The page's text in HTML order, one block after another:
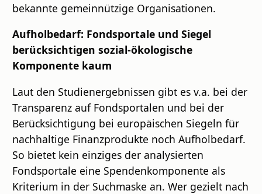
bekannte gemeinnützige Organisationen.
Aufholbedarf: Fondsportale und Siegel
berücksichtigen sozial-ökologische
Komponente kaum
Laut den Studienergebnissen gibt es v.a. bei der
Transparenz auf Fondsportalen und bei der
Berücksichtigung bei europäischen Siegeln für
nachhaltige Finanzprodukte noch Aufholbedarf.
So bietet kein einziges der analysierten
Fondsportale eine Spendenkomponente als
Kriterium in der Suchmaske an. Wer gezielt nach